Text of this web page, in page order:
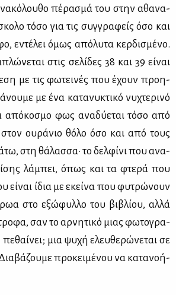
πέ­ρα­σμά του στην αθα­να­
τό­σο για τις συγ­γρα­φείς όσο και
εντέ­λει όμως από­λυ­τα κερ­δι­σμέ­νο.
στις σε­λί­δες 38 και 39 εί­ναι
με τις φω­τει­νές που έχουν προη­
με ένα κα­τα­νυ­κτι­κό νυ­χτε­ρι­νό
από­κο­σμο φως ανα­δύ­ε­ται τό­σο από
ου­ρά­νιο θό­λο όσο και από τους
στη θά­λασ­σα· το δελ­φί­νι που ανα­
λά­μπει, όπως και τα φτε­ρά που
εί­ναι ίδια με εκεί­να που φυ­τρώ­νουν
στο εξώ­φυλ­λο του βι­βλί­ου, αλ­λά
σαν το αρ­νη­τι­κό μιας φω­το­γρα­
μια ψυ­χή ελευ­θε­ρώ­νε­ται σε
προ­κει­μέ­νου να κα­τα­νο­ή­